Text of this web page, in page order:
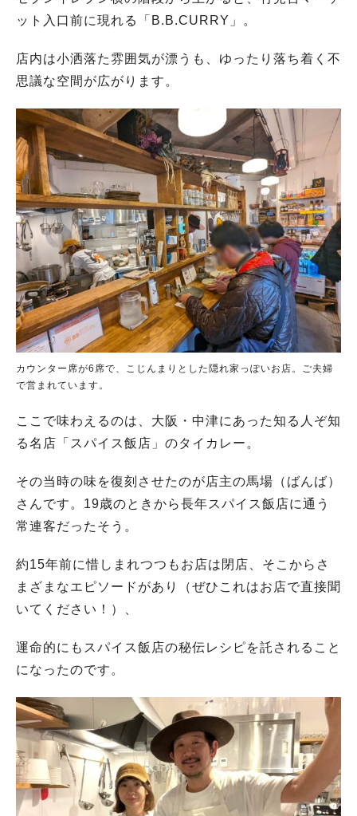
ット入口前に現れる「B.B.CURRY」。
店内は小洒落た雰囲気が漂うも、ゆったり落ち着く不
思議な空間が広がります。
カウンター席が6席で、こじんまりとした隠れ家っぽいお店。ご夫婦
で営まれています。
ここで味わえるのは、大阪・中津にあった知る人ぞ知
る名店「スパイス飯店」のタイカレー。
その当時の味を復刻させたのが店主の馬場（ばんば）
さんです。19歳のときから長年スパイス飯店に通う
常連客だったそう。
約15年前に惜しまれつつもお店は閉店、そこからさ
まざまなエピソードがあり（ぜひこれはお店で直接聞
いてください！）、
運命的にもスパイス飯店の秘伝レシピを託されること
になったのです。